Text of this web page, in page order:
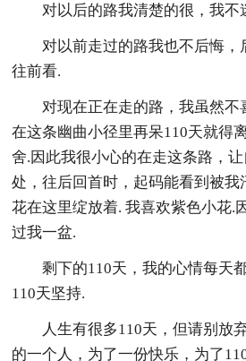
对以后的路我清楚的很，我不
对以前走过的路我也不后悔
往前看.
对现在正在走的路，我虽然不
在这条幽曲小径里再呆110天就得
舍.因此我很小心的在走这条路，
处，往后回首时，起码能看到被我
花在这里绽放着. 我喜欢紫色小花.
过我一盆.
剩下的110天，我的心情每天
110天坚持.
人生有很多110天，但请别放
的一个人，为了一份快乐，为了